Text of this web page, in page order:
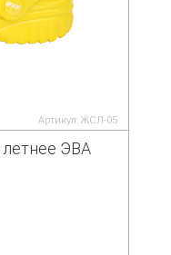
Артикул: ЖСЛ-05
ЭВА